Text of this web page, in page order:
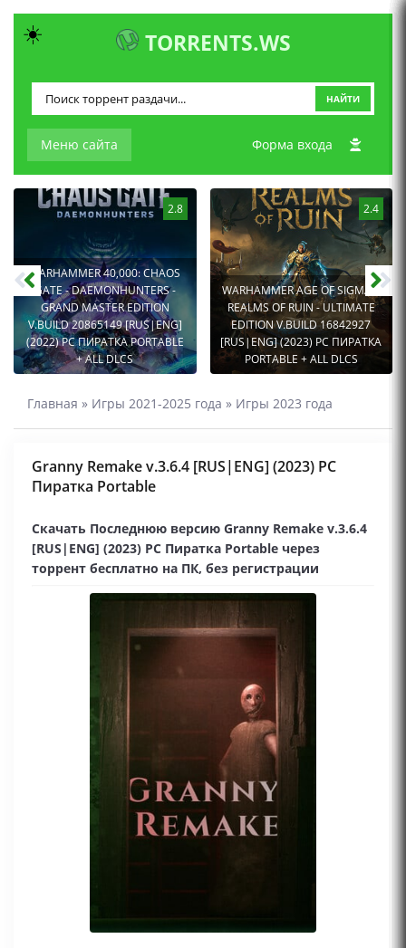
TORRENTS.WS
Меню сайта
НАЙТИ
Форма входа
2.8
WARHAMMER 40,000: CHAOS
GATE - DAEMONHUNTERS -
GRAND MASTER EDITION
V.BUILD 20865149 [RUS|ENG]
(2022) PC ПИРАТКА PORTABLE
+ ALL DLCS
2.4
WARHAMMER AGE OF SIGMAR:
REALMS OF RUIN - ULTIMATE
EDITION V.BUILD 16842927
[RUS|ENG] (2023) PC ПИРАТКА
PORTABLE + ALL DLCS
Главная » Игры 2021-2025 года » Игры 2023 года
Granny Remake v.3.6.4 [RUS|ENG] (2023) PC
Пиратка Portable
Скачать Последнюю версию Granny Remake v.3.6.4
[RUS|ENG] (2023) PC Пиратка Portable через
торрент бесплатно на ПК, без регистрации
☀️